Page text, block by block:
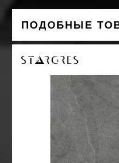
ПОДОБНЫЕ